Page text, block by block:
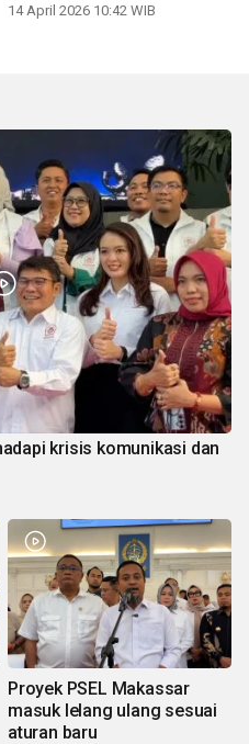
14 April 2026 10:42 WIB
krisis komunikasi dan
Proyek PSEL Makassar
masuk lelang ulang sesuai
aturan baru